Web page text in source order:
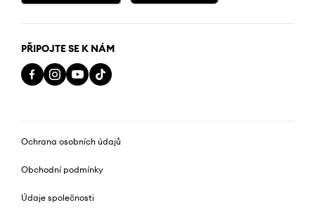
PŘIPOJTE SE K NÁM
Ochrana osobních údajů
Obchodní podmínky
Údaje společnosti